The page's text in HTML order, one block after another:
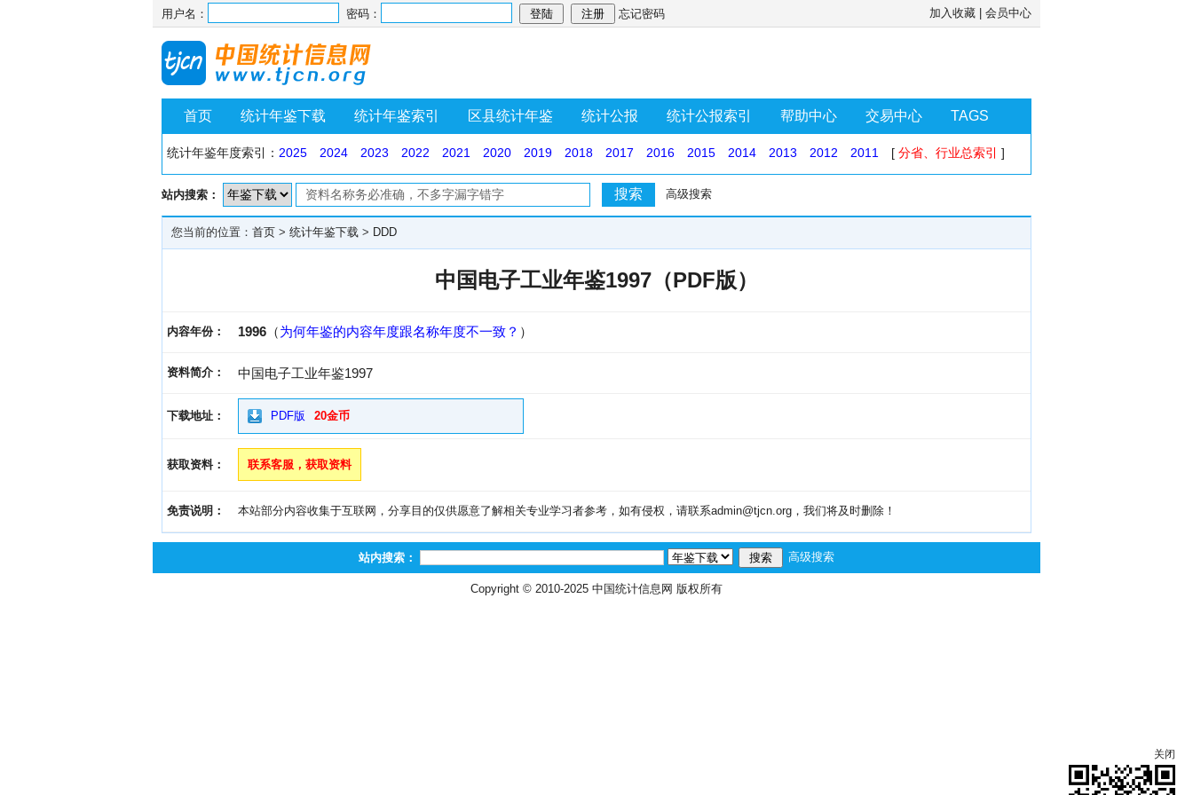
用户名： 密码： 忘记密码 加入收藏 会员中心
首页 统计年鉴下载 统计年鉴索引 区县统计年鉴 统计公报 统计公报索引 帮助中心 交易中心 TAGS
统计年鉴年度索引： 2025 2024 2023 2022 2021 2020 2019 2018 2017 2016 2015 2014 2013 2012 2011 [ 分省、行业总索引 ]
站内搜索： 高级搜索
您当前的位置： 首页 > 统计年鉴下载 > DDD
中国电子工业年鉴1997（PDF版）
内容年份： 1996 （为何年鉴的内容年度跟名称年度不一致？ ）
资料简介： 中国电子工业年鉴1997
下载地址： PDF版 20金币
获取资料： 联系客服，获取资料
免责说明： 本站部分内容收集于互联网，分享目的仅供愿意了解相关专业学习者参考，如有侵权，请联系admin@tjcn.org，我们将及时删除！
站内搜索： 高级搜索
Copyright © 2010-2025 中国统计信息网 版权所有
关闭